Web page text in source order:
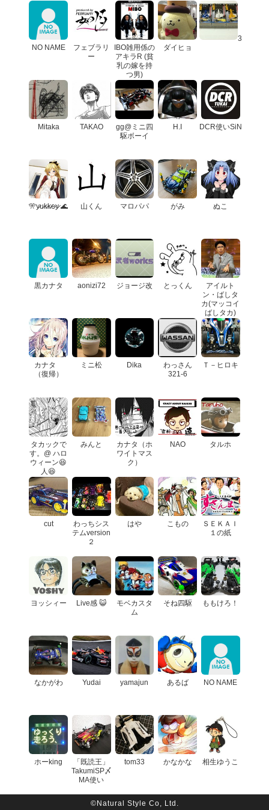
NO NAME
フェブラリ
ー
IBO雑用係の
アキラR (貧
乳の嫁を持
つ男)
ダイヒョ
3
Mitaka TAKAO
gg@ミニ四
駆ボーイ
H.I DCR使いSiN
🎌y̷u̷k̷k̷e̷y̷ 🌊 山くん マロパパ がみ ぬこ
黒カナタ aonizi72 ジョージ改 とっくん
アイルト
ン・ばしタ
カ(マッコイ
ばしタカ)
カナタ
（復帰）
ミニ松 Dika
わっさん
321-6
Ｔ－ヒロキ
タカックで
す。@ ハロ
ウィーン😆
人😆
みんと
カナタ（ホ
ワイトマス
ク）
NAO タルホ
cut
わっちシス
テムversion
２
はや こもの
ＳＥＫＡＩ
１の紙
ヨッシィー Live感 😺
モベカスタ
ム
そね四駆 ももけろ！
なかがわ Yudai yamajun あるば NO NAME
ホーking
「既読王」
TakumiSP〆
MA使い
tom33 かなかな 相生ゆうこ
©Natural Style Co, Ltd.